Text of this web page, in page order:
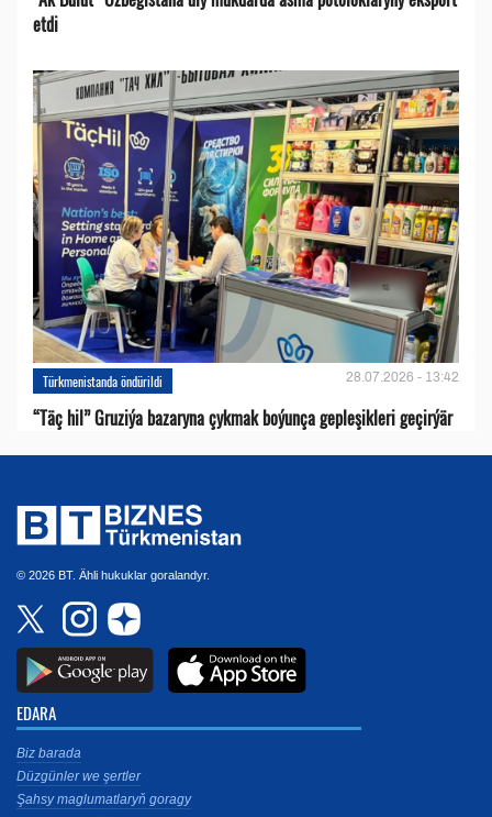
etdi
Türkmenistanda öndürildi 28.07.2026 - 13:42
“Täç hil” Gruziýa bazaryna çykmak boýunça gepleşikleri geçirýär
© 2026 BT. Ähli hukuklar goralandyr.
EDARA
Biz barada
Düzgünler we şertler
Şahsy maglumatlaryň goragy